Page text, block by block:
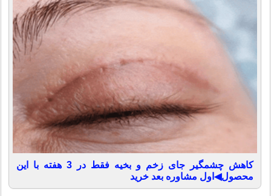
کاهش چشمگیر جای زخم و بخیه فقط در 3 هفته با این
محصول◀اول مشاوره بعد خرید